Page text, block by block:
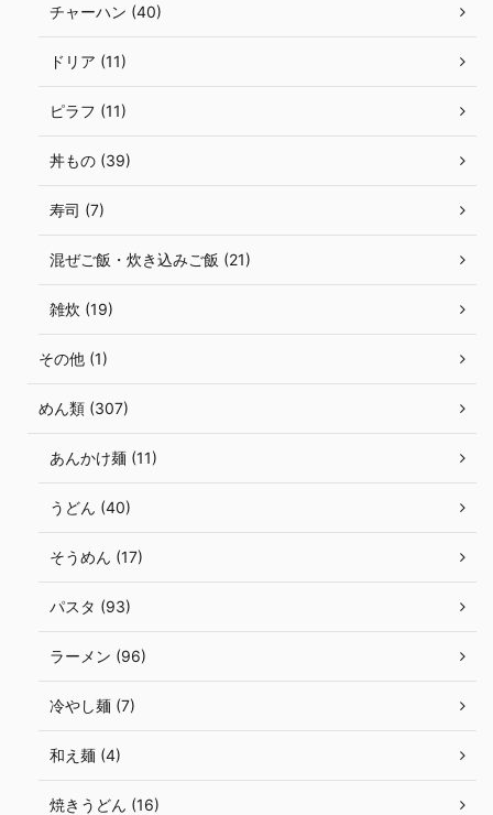
チャーハン (40)
ドリア (11)
ピラフ (11)
丼もの (39)
寿司 (7)
混ぜご飯・炊き込みご飯 (21)
雑炊 (19)
その他 (1)
めん類 (307)
あんかけ麺 (11)
うどん (40)
そうめん (17)
パスタ (93)
ラーメン (96)
冷やし麺 (7)
和え麺 (4)
焼きうどん (16)